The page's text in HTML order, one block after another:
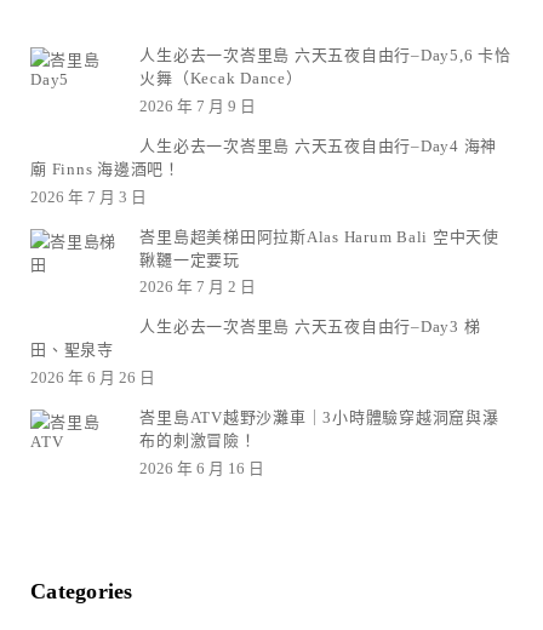
人生必去一次峇里島 六天五夜自由行–Day5,6 卡恰
火舞（Kecak Dance）
2026 年 7 月 9 日
人生必去一次峇里島 六天五夜自由行–Day4 海神
廟 Finns 海邊酒吧！
2026 年 7 月 3 日
峇里島超美梯田阿拉斯Alas Harum Bali 空中天使
鞦韆一定要玩
2026 年 7 月 2 日
人生必去一次峇里島 六天五夜自由行–Day3 梯
田、聖泉寺
2026 年 6 月 26 日
峇里島ATV越野沙灘車｜3小時體驗穿越洞窟與瀑
布的刺激冒險！
2026 年 6 月 16 日
Categories